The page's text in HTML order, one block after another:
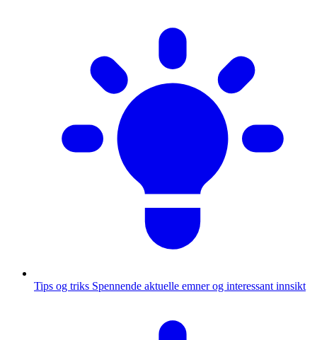
Tips og triks Spennende aktuelle emner og interessant innsikt